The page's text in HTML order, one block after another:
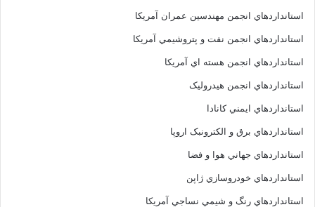
استانداردهاي انجمن مهندسين عمران آمريکا
استانداردهاي انجمن نفت و پتروشيمي آمريکا
استانداردهاي انجمن هسته اي آمريکا
استانداردهاي انجمن هيدروليک
استانداردهاي ايمني کانادا
استانداردهاي برق و الکترونبک اروپا
استانداردهاي جهاني هوا و فضا
استانداردهاي خودروسازي ژاپن
استانداردهاي رنگ و شيمي نساجي آمريکا